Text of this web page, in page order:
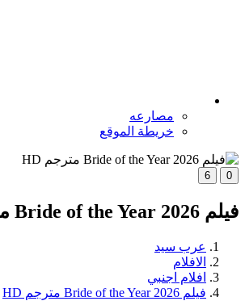
مصارعه
خريطة الموقع
0
6
فيلم Bride of the Year 2026 مترجم HD
عرب سيد
الافلام
افلام اجنبي
فيلم Bride of the Year 2026 مترجم HD